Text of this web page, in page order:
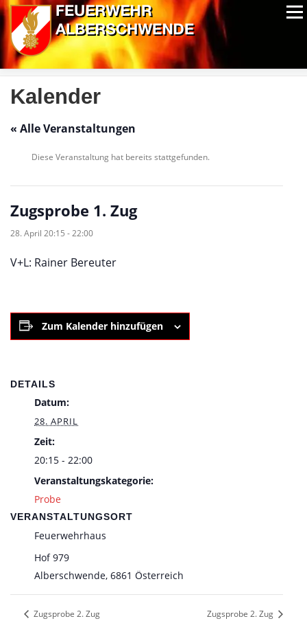
Zum
Inhalt
springen
Menü
ALPIN-NASSWETTBEWERB MITGLIEDER
Kalender
« Alle Veranstaltungen
Diese Veranstaltung hat bereits stattgefunden.
Zugsprobe 1. Zug
28. April 20:15 -22:00
V+L: Rainer Bereuter
Zum Kalender hinzufügen
DETAILS
Datum:
28. APRIL
Zeit:
20:15 - 22:00
Veranstaltungskategorie:
Probe
VERANSTALTUNGSORT
Feuerwehrhaus
Hof 979
Alberschwende, 6861 Österreich
Zugsprobe 2. Zug Zugsprobe 2. Zug